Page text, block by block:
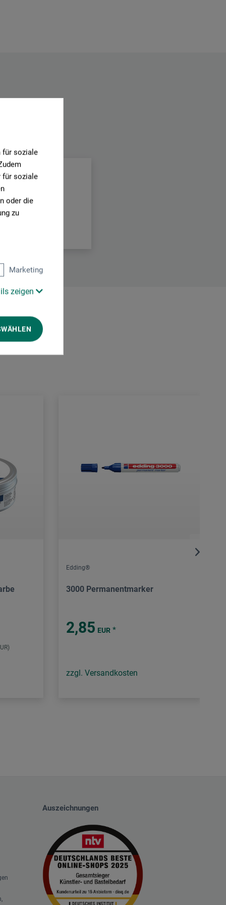
für soziale
für soziale
oder die
zu
Marketing
zeigen
Edding®
3000 Permanentmarker
2,85 EUR *
zzgl. Versandkosten
Auszeichnungen